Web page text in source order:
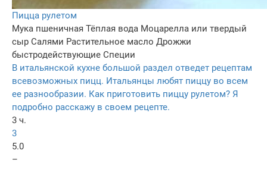
Пицца рулетом
Мука пшеничная Тёплая вода Моцарелла или твердый
сыр Салями Растительное масло Дрожжи
быстродействующие Специи
В итальянской кухне большой раздел отведет рецептам
всевозможных пицц. Итальянцы любят пиццу во всем
ее разнообразии. Как приготовить пиццу рулетом? Я
подробно расскажу в своем рецепте.
3 ч.
3
5.0
–